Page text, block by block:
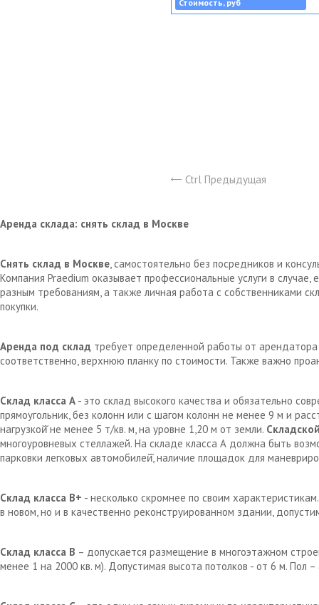
Стоимость, руб
Ctrl Предыдущая
Аренда склада: снять склад в Москве
Снять склад в Москве, самостоятельно без посредников и
Компания Praedium оказывает профессиональные услуги в
разным требованиям, а также личная работа с собственниками
покупки.
Аренда под склад требует определенной работы от
соответственно, верхнюю планку по стоимости. Также важно
Склад класса А - это склад высокого качества и обязательно
прямоугольник, без колонн или с шагом колонн не менее 9 м и
нагрузкой̆ не менее 5 т/кв. м, на уровне 1,20 м от земли.
многоуровневых стеллажей. На складе класса А должна быть
парковки легковых автомобилей̆, наличие площадок для
Склад класса В+ - несколько скромнее по своим
в новом, но и в качественно реконструированном здании,
Склад класса В – допускается размещение в многоэтажном
менее 1 на 2000 кв. м). Допустимая высота потолков - от 6 м. Пол